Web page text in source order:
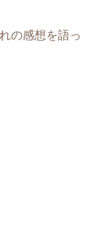
の感想を語っ